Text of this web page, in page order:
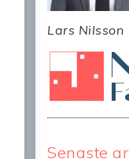
Lars Nilsson
Senaste